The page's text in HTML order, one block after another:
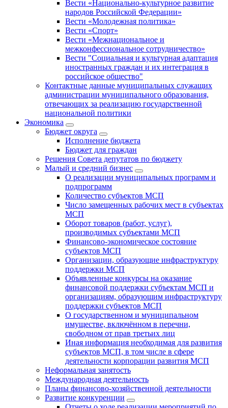
Вести «Национально-культурное развитие
народов Российской Федерации»
Вести «Молодежная политика»
Вести «Спорт»
Вести «Межнациональное и
межконфессиональное сотрудничество»
Вести "Социальная и культурная адаптация
иностранных граждан и их интеграция в
российское общество"
Контактные данные муниципальных служащих
администрации муниципального образования,
отвечающих за реализацию государственной
национальной политики
Экономика
Бюджет округa
Исполнение бюджета
Бюджет для граждан
Решения Совета депутатов по бюджету
Малый и средний бизнес
О реализации муниципальных программ и
подпрограмм
Количество субъектов МСП
Число замещенных рабочих мест в субъектах
МСП
Оборот товаров (работ, услуг),
производимых субъектами МСП
Финансово-экономическое состояние
субъектов МСП
Организации, образующие инфраструктуру
поддержки МСП
Объявленные конкурсы на оказание
финансовой поддержки субъектам МСП и
организациям, образующим инфраструктуру
поддержки субъектов МСП
О государственном и муниципальном
имуществе, включённом в перечни,
свободном от прав третьих лиц
Иная информация необходимая для развития
субъектов МСП, в том числе в сфере
деятельности корпорации развития МСП
Неформальная занятость
Международная деятельность
Планы финансово-хозяйственной деятельности
Развитие конкуренции